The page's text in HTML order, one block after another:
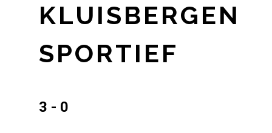
KLUISBERGEN
SPORTIEF
3 - 0